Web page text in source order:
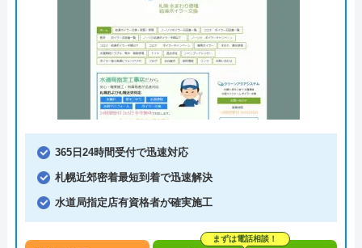
365日24時間受付で迅速対応
札幌近郊密着最短到着で迅速解決
水道局指定店有資格者が確実施工
まずは電話相談！